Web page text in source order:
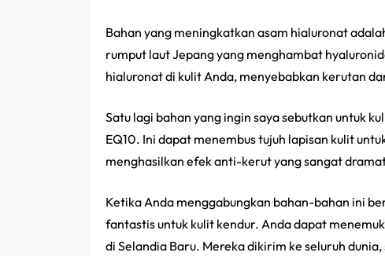
Bahan yang meningkatkan asam hialuronat
rumput laut Jepang yang menghambat
hialuronat di kulit Anda, menyebabkan kerutan
Satu lagi bahan yang ingin saya sebutkan untuk
EQ10. Ini dapat menembus tujuh lapisan kulit
menghasilkan efek anti-kerut yang sangat
Ketika Anda menggabungkan bahan-bahan ini
fantastis untuk kulit kendur. Anda dapat
di Selandia Baru. Mereka dikirim ke seluruh